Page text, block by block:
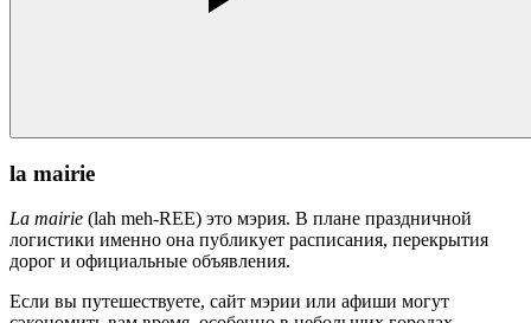
la mairie
La mairie (lah meh-REE) это мэрия. В плане праздничной
логистики именно она публикует расписания, перекрытия
дорог и официальные объявления.
Если вы путешествуете, сайт мэрии или афиши могут